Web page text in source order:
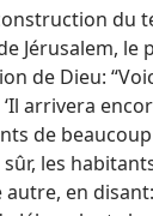
du
Jérusalem,
de Dieu:
arrivera
de
les
autre, en